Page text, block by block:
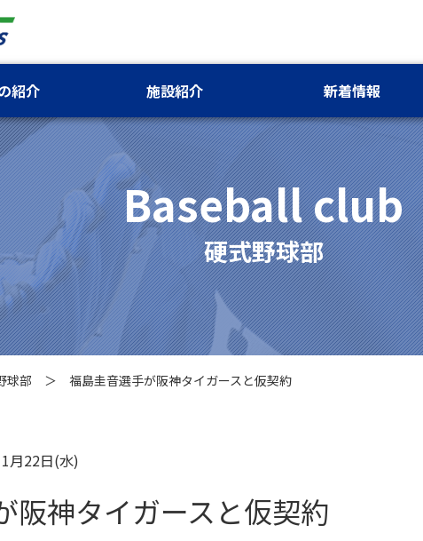
紹介 施設紹介 新着情報
Baseball club
硬式野球部
球部 福島圭音選手が阪神タイガースと仮契約
月22日(水)
阪神タイガースと仮契約